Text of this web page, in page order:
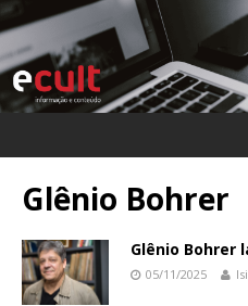
Glênio Bohrer
Glênio Bohrer
05/11/2025